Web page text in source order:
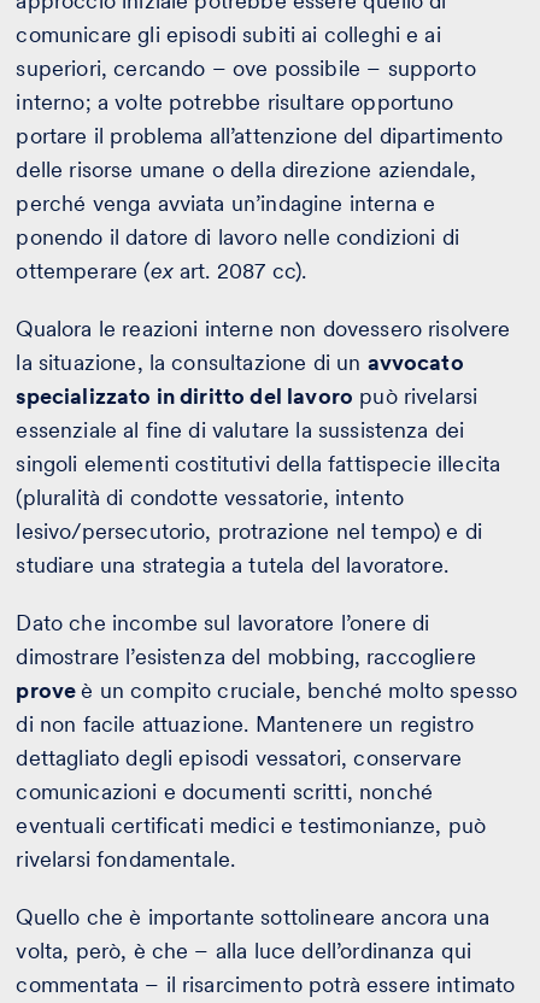
comunicare gli episodi subiti ai colleghi e ai
superiori, cercando – ove possibile – supporto
interno; a volte potrebbe risultare opportuno
portare il problema all’attenzione del dipartimento
delle risorse umane o della direzione aziendale,
perché venga avviata un’indagine interna e
ponendo il datore di lavoro nelle condizioni di
ottemperare (exart. 2087 cc).
Qualora le reazioni interne non dovessero risolvere
la situazione, la consultazione di un avvocato
specializzato in diritto del lavoro può rivelarsi
essenziale al fine di valutare la sussistenza dei
singoli elementi costitutivi della fattispecie illecita
(pluralità di condotte vessatorie, intento
lesivo/persecutorio, protrazione nel tempo) e di
studiare una strategia a tutela del lavoratore.
Dato che incombe sul lavoratore l’onere di
dimostrare l’esistenza del mobbing, raccogliere
proveè un compito cruciale, benché molto spesso
di non facile attuazione. Mantenere un registro
dettagliato degli episodi vessatori, conservare
comunicazioni e documenti scritti, nonché
eventuali certificati medici e testimonianze, può
rivelarsi fondamentale.
Quello che è importante sottolineare ancora una
volta, però, è che – alla luce dell’ordinanza qui
commentata – il risarcimento potrà essere intimato